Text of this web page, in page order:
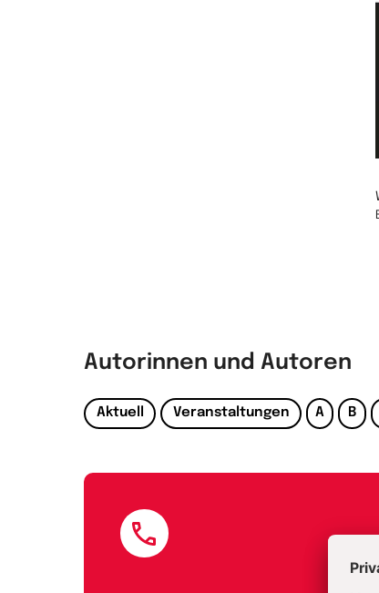
Autorinnen und Autoren
Aktuell Veranstaltungen A B